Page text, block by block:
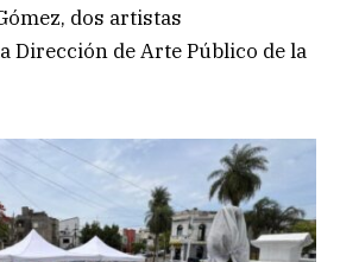
dos artistas
Dirección de Arte Público de la